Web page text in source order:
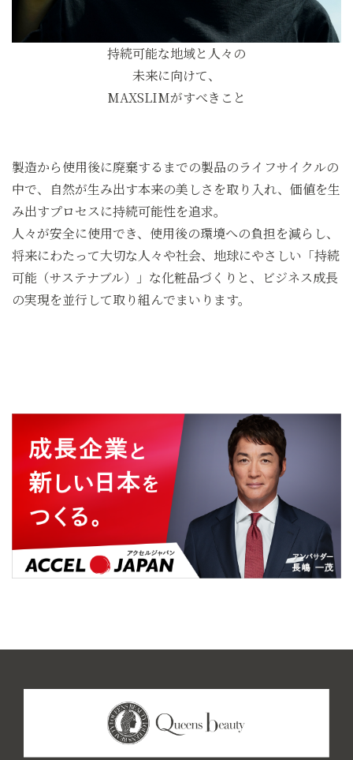
持続可能な地域と人々の
未来に向けて、
MAXSLIMがすべきこと
製造から使用後に廃棄するまでの製品のライフサイクルの
中で、
自然が生み出す本来の美しさを取り入れ、価値を生
み出すプロセスに持続可能性を追求。
人々が安全に使用でき、使用後の環境への負担を減らし、
将来にわたって大切な人々や社会、 地球にやさしい「持続
可能（サステナブル）」な化粧品づくりと、
ビジネス成長
の実現を並行して取り組んでまいります。